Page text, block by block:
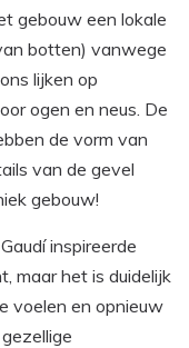
gebouw een lokale
botten) vanwege
lijken op
ogen en neus. De
de vorm van
van de gevel
gebouw!
inspireerde
maar het is duidelijk
voelen en opnieuw